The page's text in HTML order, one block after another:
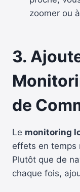
zoomer ou
3.
de
Le monitoring
effets en temps
Plutôt que de
chaque fois,